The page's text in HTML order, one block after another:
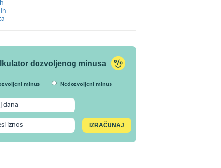
dozvoljenog minusa
minus Nedozvoljeni minus